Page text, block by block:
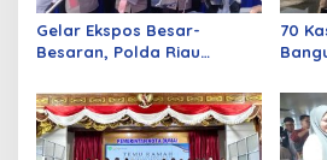
Gelar Ekspos Besar-
Besaran, Polda Riau
Curat, Curas, dan
Curanmor
70
Listrik